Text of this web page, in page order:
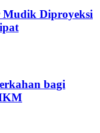
Diproyeksi
bagi